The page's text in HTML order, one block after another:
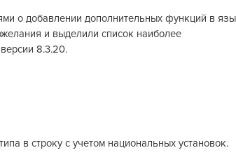
о добавлении дополнительных функций в
и выделили список наиболее
8.3.20.
в строку с учетом национальных установок.